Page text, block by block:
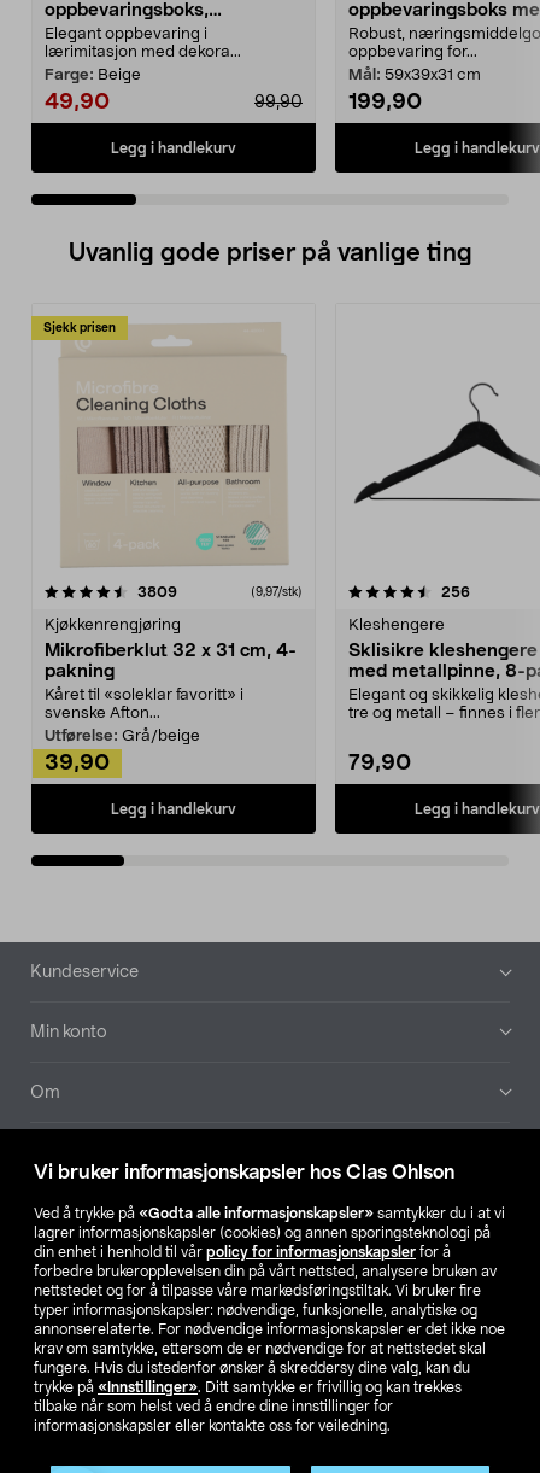
Vi bruker informasjonskapsler hos Clas Ohlson
Ved å trykke på «Godta alle informasjonskapsler» samtykker du i at vi
lagrer informasjonskapsler (cookies) og annen sporingsteknologi på
din enhet i henhold til vår policy for informasjonskapsler for å
forbedre brukeropplevelsen din på vårt nettsted, analysere bruken av
nettstedet og for å tilpasse våre markedsføringstiltak. Vi bruker fire
typer informasjonskapsler: nødvendige, funksjonelle, analytiske og
annonserelaterte. For nødvendige informasjonskapsler er det ikke noe
krav om samtykke, ettersom de er nødvendige for at nettstedet skal
fungere. Hvis du istedenfor ønsker å skreddersy dine valg, kan du
trykke på «Innstillinger». Ditt samtykke er frivillig og kan trekkes
tilbake når som helst ved å endre dine innstillinger for
informasjonskapsler eller kontakte oss for veiledning.
oppbevaringsboks,
lærimitasjon
Elegant oppbevaring i
lærimitasjon med dekora...
Farge: Beige
49,90 99,90
Legg i handlekurv
oppbevaringsboks
Robust,
oppbevaring for...
Mål: 59x39x31 cm
199,90
Legg i handlekurv
Uvanlig gode priser på vanlige ting
Sjekk prisen
3809anmeldelser(9,97/stk)
Kjøkkenrengjøring
Mikrofiberklut 32 x 31 cm, 4-
pakning
Kåret til «soleklar favoritt» i
svenske Afton...
Utførelse: Grå/beige
39,90
Legg i handlekurv
4.5av 5 stjerner 256
Kleshengere
Sklisikre
med metallpinne, 8-
Elegant og skikkelig
tre og metall – finnes i
79,90
Legg i handlekurv
4.5av 5 stjerner
Bunntekst
Kundeservice
Min konto
Om
Våre selskaper
Finn din butikk
SE NO FI